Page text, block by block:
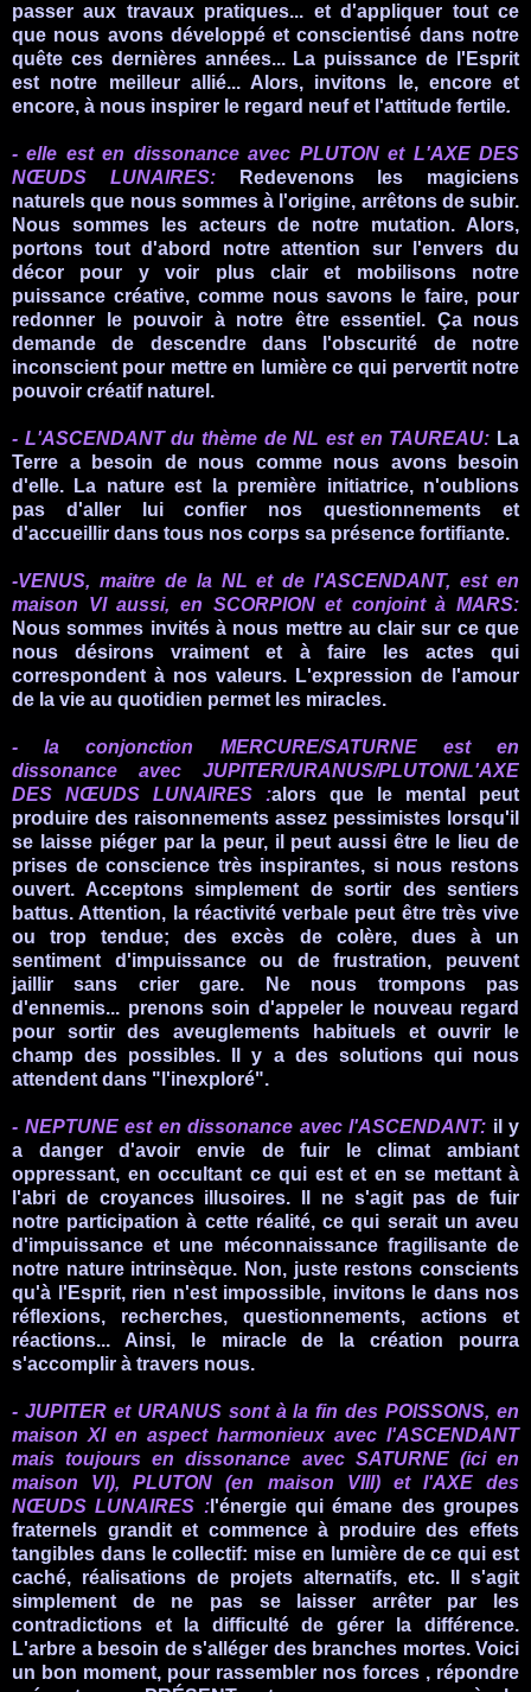
passer aux travaux pratiques... et d'appliquer tout ce
que nous avons développé et conscientisé dans notre
quête ces dernières années... La puissance de l'Esprit
est notre meilleur allié... Alors, invitons le, encore et
encore, à nous inspirer le regard neuf et l'attitude fertile.
- elle est en dissonance avec PLUTON et L'AXE DES
NŒUDS LUNAIRES:
Redevenons les magiciens
naturels que nous sommes à l'origine, arrêtons de subir.
Nous sommes les acteurs de notre mutation. Alors,
portons tout d'abord notre attention sur l'envers du
décor pour y voir plus clair et mobilisons notre
puissance créative, comme nous savons le faire, pour
redonner le pouvoir à notre être essentiel. Ça nous
demande de descendre dans l'obscurité de notre
inconscient pour mettre en lumière ce qui pervertit notre
pouvoir créatif naturel.
- L'ASCENDANT du thème deNL est en TAUREAU: La
Terre a besoin de nous comme nous avons besoin
d'elle. La nature est la première initiatrice, n'oublions
pas d'aller lui confier nos questionnements et
d'accueillir dans tous nos corps sa présence fortifiante.
-VENUS, maitre de la NL et de l'ASCENDANT, est en
maison VI aussi, en SCORPIONet conjoint à MARS:
Nous sommes invités à nous mettre au clair sur ce que
nous désirons vraiment et à faire les actes qui
correspondent à nos valeurs. L'expression de l'amour
de la vie au quotidien permet les miracles.
- la conjonction MERCURE/SATURNE est en
dissonance avec JUPITER/URANUS/PLUTON/L'AXE
DES NŒUDS LUNAIRES :alors que le mental peut
produire des raisonnements assez pessimistes lorsqu'il
se laisse piéger par la peur, il peut aussi être le lieu de
prises de conscience très inspirantes, si nous restons
ouvert. Acceptons simplement de sortir des sentiers
battus.Attention, l a réactivité verbale peut être très vive
ou trop tendue; des excès de colère, dues à un
sentiment d'impuissance ou de frustration, peuvent
jaillir sans crier gare. Ne nous trompons pas
d'ennemis... prenons soin d'appeler le nouveau regard
pour sortir des aveuglements habituels et ouvrir le
champ des possibles. Il y a des solutions qui nous
attendent dans "l'inexploré".
- NEPTUNE est en dissonance avec l'ASCENDANT: il y
a danger d'avoir envie de fuir le climat ambiant
oppressant, en occultant ce qui est et en se mettant à
l'abri de croyances illusoires. Il ne s'agit pas de fuir
notre participation à cette réalité, ce qui serait un aveu
d'impuissance et une méconnaissance fragilisante de
notre nature intrinsèque. Non, juste restons conscients
qu'à l'Esprit, rien n'est impossible, invitons le dans nos
réflexions, recherches, questionnements, actions et
réactions... Ainsi, le miracle de la création pourra
s'accomplir à travers nous.
- JUPITER et URANUS sont à la fin des POISSONS, en
maison XI en aspect harmonieux avec l'ASCENDANT
maistoujours en dissonance avec SATURNE (ici en
maison VI), PLUTON (en maison VIII)et l'AXE des
NŒUDS LUNAIRES :l'énergie qui émane des groupes
fraternels grandit et commence à produire des effets
tangibles dans le collectif: mise en lumière de ce qui est
caché, réalisations de projets alternatifs, etc. Il s'agit
simplement de ne pas se laisser arrêter par les
contradictions et la difficulté de gérer la différence.
L'arbre a besoin de s'alléger des branches mortes. Voici
un bon moment, pour rassembler nos forces , répondre